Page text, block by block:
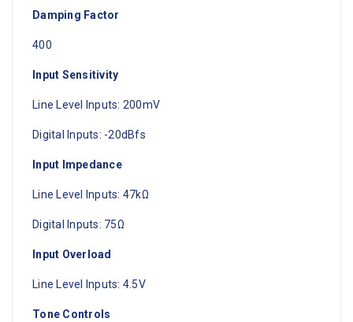
Damping Factor
400
Input Sensitivity
Line Level Inputs: 200mV
Digital Inputs: -20dBfs
Input Impedance
Line Level Inputs: 47kΩ
Digital Inputs: 75Ω
Input Overload
Line Level Inputs: 4.5V
Tone Controls